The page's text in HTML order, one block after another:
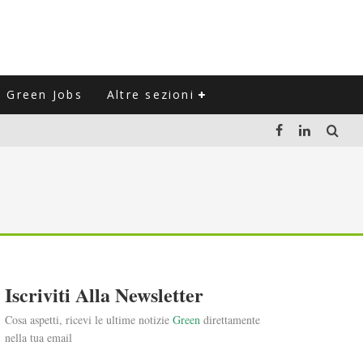
Green Jobs Altre sezioni
Iscriviti Alla Newsletter
Cosa aspetti, ricevi le ultime notizie Green direttamente
nella tua email